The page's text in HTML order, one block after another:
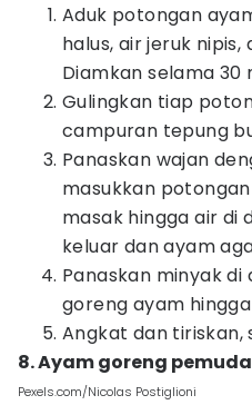
Aduk potongan
halus, air jeruk
Diamkan selama 30
Gulingkan tiap
campuran tepung
Panaskan wajan
masukkan
masak hingga air di
keluar dan ayam
Panaskan minyak
goreng ayam
Angkat dan tiriskan,
8. Ayam goreng pemuda
Pexels.com/Nicolas Postiglioni